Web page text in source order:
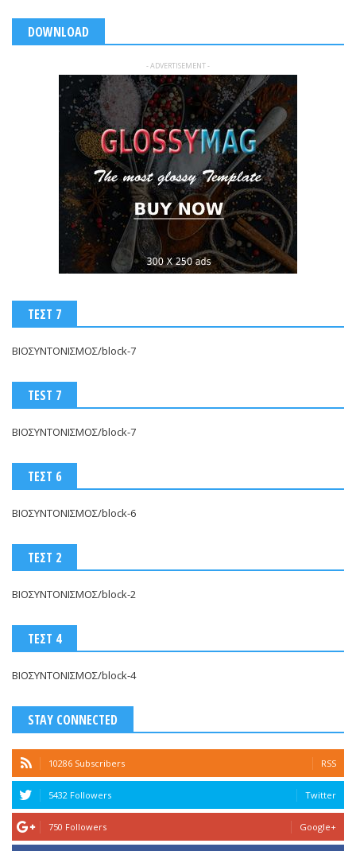
DOWNLOAD
- ADVERTISEMENT -
ΤΕΣΤ 7
ΒΙΟΣΥΝΤΟΝΙΣΜΟΣ/block-7
TEST 7
ΒΙΟΣΥΝΤΟΝΙΣΜΟΣ/block-7
ΤΕΣΤ 6
ΒΙΟΣΥΝΤΟΝΙΣΜΟΣ/block-6
ΤΕΣΤ 2
ΒΙΟΣΥΝΤΟΝΙΣΜΟΣ/block-2
ΤΕΣΤ 4
ΒΙΟΣΥΝΤΟΝΙΣΜΟΣ/block-4
STAY CONNECTED
10286 Subscribers RSS
5432 Followers Twitter
750 Followers Google+